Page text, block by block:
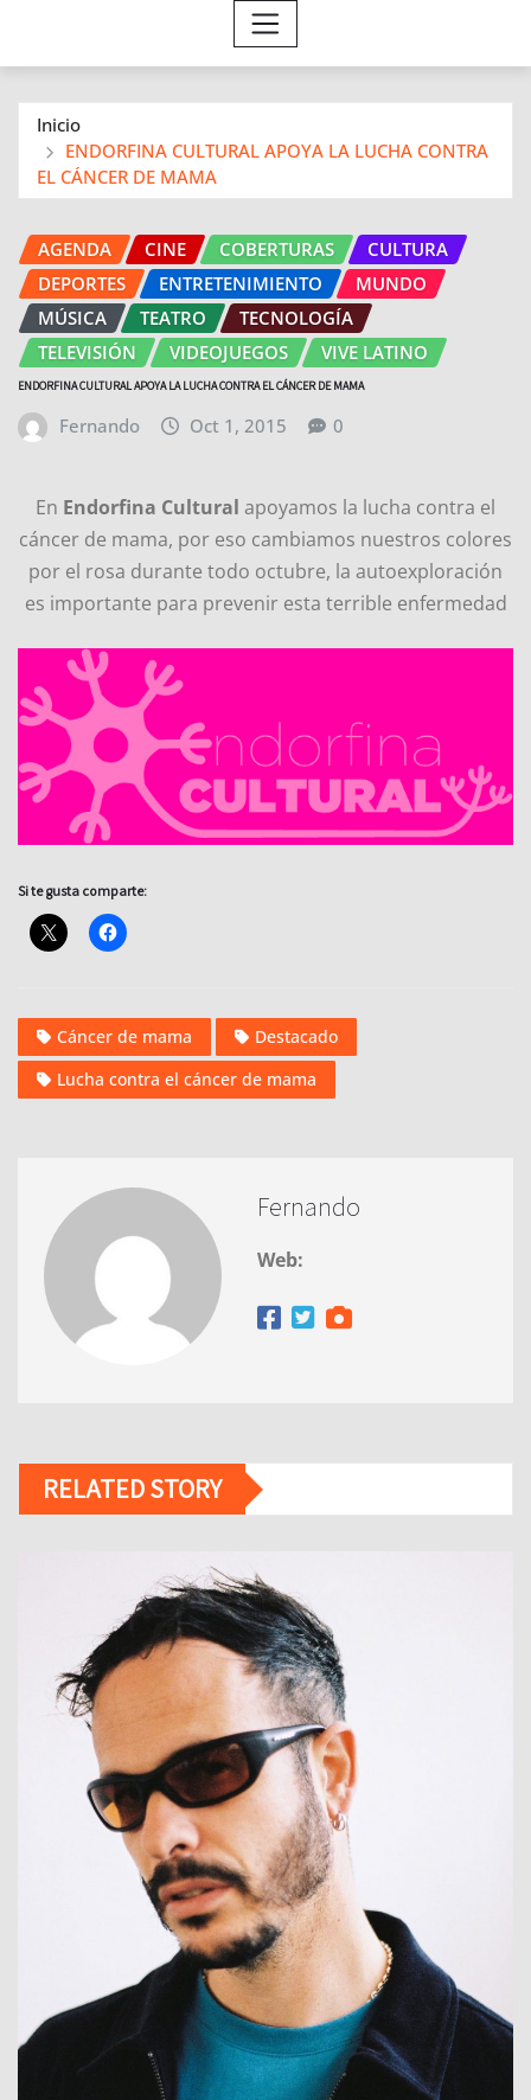
Inicio
ENDORFINA CULTURAL APOYA LA LUCHA CONTRA
EL CÁNCER DE MAMA
AGENDA CINE COBERTURAS
CULTURA
DEPORTES
ENTRETENIMIENTO
MUNDO
MÚSICA
TEATRO
TECNOLOGÍA
TELEVISIÓN
VIDEOJUEGOS VIVE LATINO
ENDORFINA CULTURAL APOYA LA LUCHA CONTRA EL CÁNCER DE MAMA
Fernando Oct 1, 2015 0
En Endorfina Cultural apoyamos la lucha contra el
cáncer de mama, por eso cambiamos nuestros colores
por el rosa durante todo octubre, la autoexploración
es importante para prevenir esta terrible enfermedad
Si te gusta comparte:
Cáncer de mama
Destacado
Lucha contra el cáncer de mama
Fernando
Web:
RELATED STORY